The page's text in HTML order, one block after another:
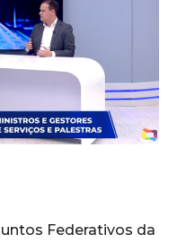
Federativos da